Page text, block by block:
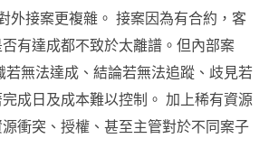
外接案更複雜。 接案因為有合約，客
有達成都不致於太離譜。但內部案
無法達成、結論若無法追蹤、歧見若
成日及成本難以控制。 加上稀有資源
衝突、授權、甚至主管對於不同案子